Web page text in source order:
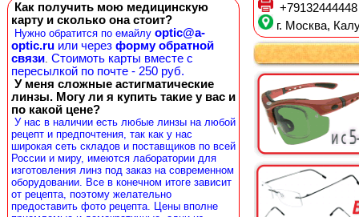
Как получить мою медицинскую
карту и сколько она стоит?
Нужно обратится по емайлу optic@a-
optic.ru или через форму обратной
связи. Стоимоть карты вместе с
пересылкой по почте - 250 руб.
У меня сложные астигматические
линзы. Могу ли я купить такие у вас и
по какой цене?
У нас в наличии есть любые линзы на любой
рецепт и предпочтения, так как у нас
широкая сеть складов и поставщиков по всей
России и миру, имеются лаборатории для
изготовления линз под заказ на современном
оборудовании. Все в конечном итоге зависит
от рецепта, поэтому желательно
предоставить фото рецепта. Цены вполне
+79132444448
г. Москва,